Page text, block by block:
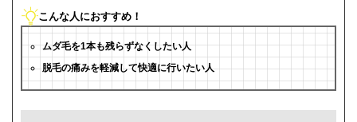
こんな人におすすめ！
ムダ毛を1本も残らずなくしたい人
脱毛の痛みを軽減して快適に行いたい人